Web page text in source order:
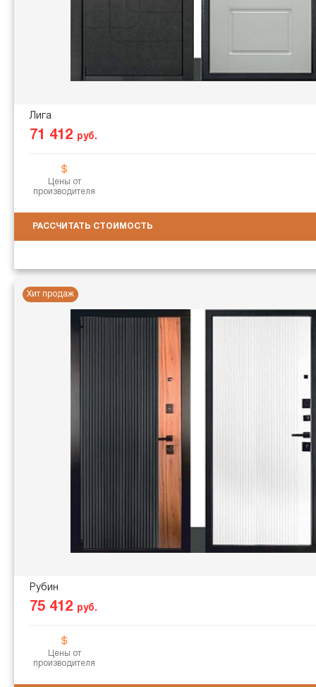
Лига
71 412 руб.
Цены от
производителя
РАССЧИТАТЬ СТОИМОСТЬ
Хит продаж
Рубин
75 412 руб.
Цены от
производителя